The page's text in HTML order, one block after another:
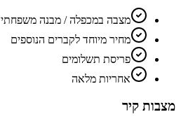
מצבה במכפלה / מבנה משפחתי
מחיר מיוחד לקברים הנוספים
פריסת תשלומים
אחריות מלאה
מצבות קיר